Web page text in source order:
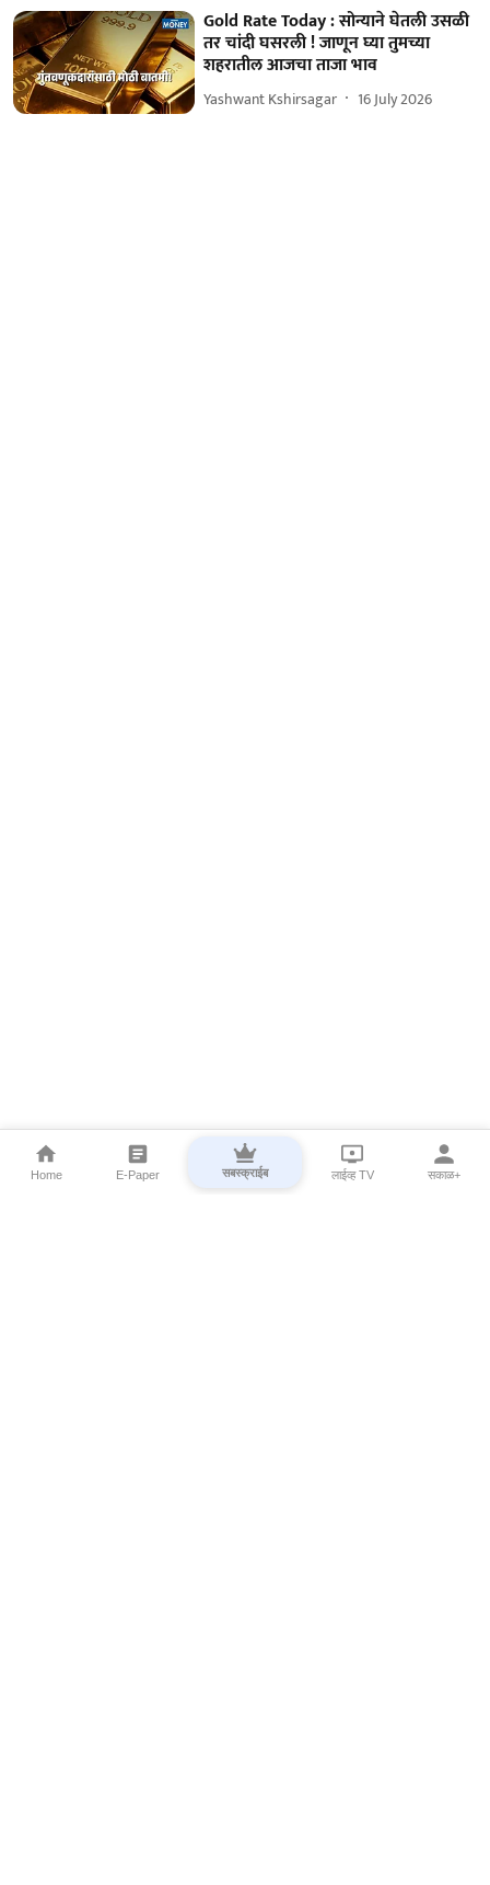
Gold Rate Today : सोन्याने घेतली उसळी
तर चांदी घसरली ! जाणून घ्या तुमच्या
शहरातील आजचा ताजा भाव
Yashwant Kshirsagar 16 July 2026
Home E-Paper सबस्क्राईब लाईव्ह TV सकाळ+